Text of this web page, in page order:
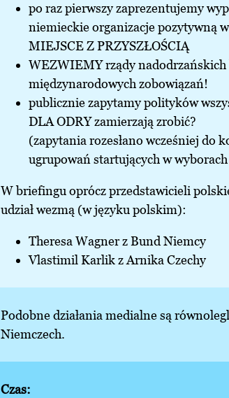
po raz pierwszy zaprezentujemy
niemieckie organizacje pozytywną
MIEJSCE Z PRZYSZŁOŚCIĄ
WEZWIEMY rządy
międzynarodowych zobowiązań!
publicznie zapytamy polityków
DLA ODRY zamierzają zrobić?
(zapytania rozesłano wcześniej do
ugrupowań startujących w
W briefingu oprócz przedstawicieli
udział wezmą (w języku polskim):
Theresa Wagner z Bund Niemcy
Vlastimil Karlik z Arnika Czechy
Podobne działania medialne są
Niemczech.
Czas: